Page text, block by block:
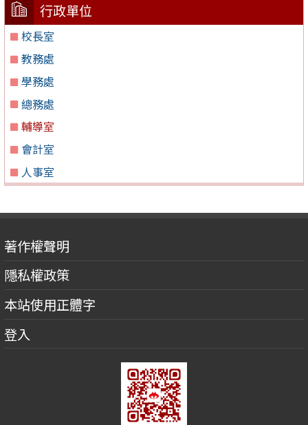
行政單位
校長室
教務處
學務處
總務處
輔導室
會計室
人事室
著作權聲明
隱私權政策
本站使用正體字
登入